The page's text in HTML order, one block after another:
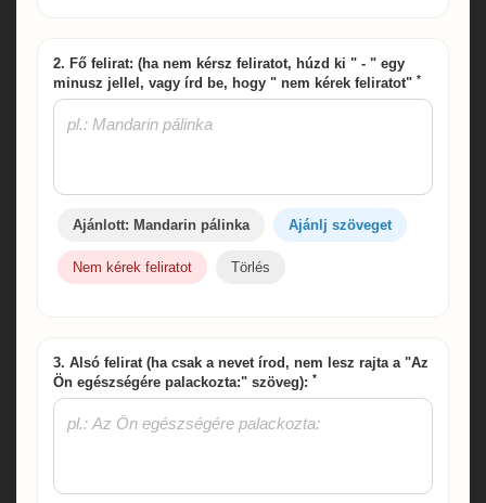
2. Fő felirat: (ha nem kérsz feliratot, húzd ki " - " egy
minusz jellel, vagy írd be, hogy " nem kérek feliratot" *
Ajánlott: Mandarin pálinka Ajánlj szöveget
Nem kérek feliratot Törlés
3. Alsó felirat (ha csak a nevet írod, nem lesz rajta a "Az
Ön egészségére palackozta:" szöveg): *